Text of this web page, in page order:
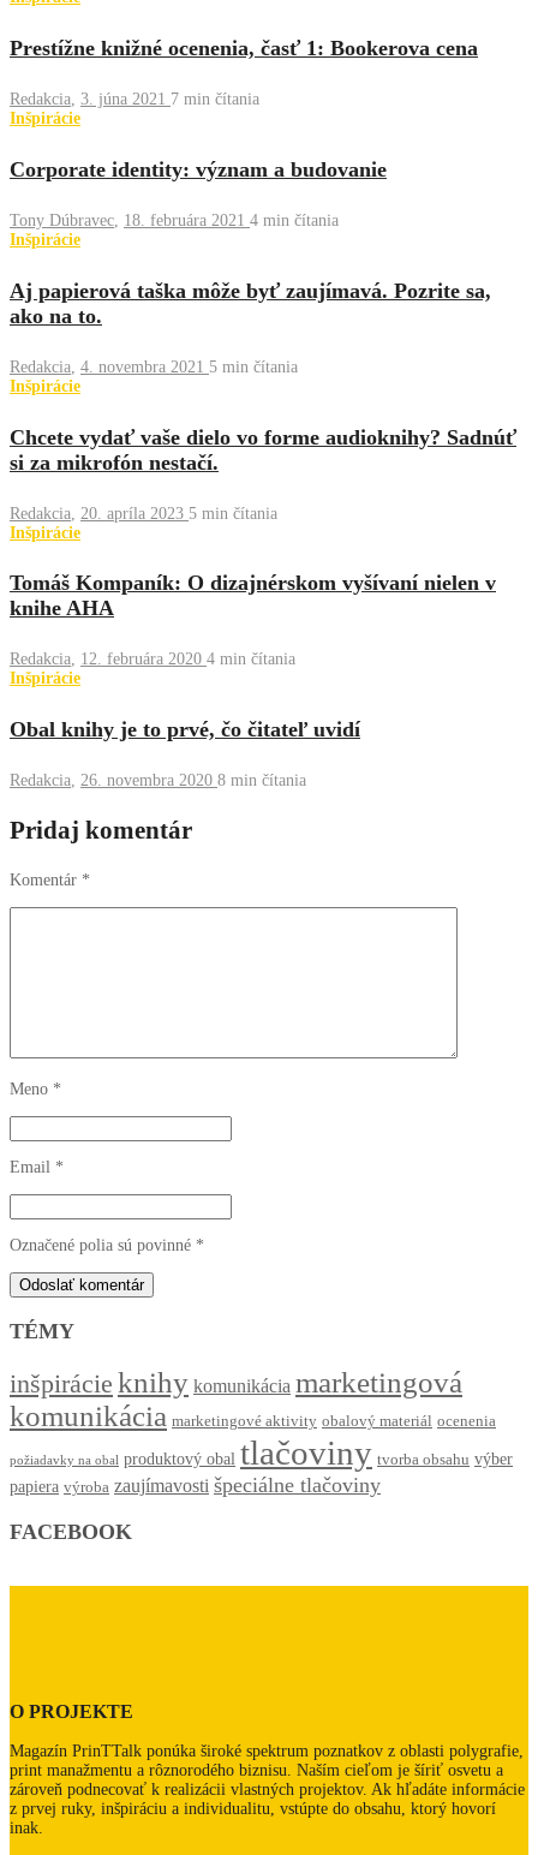
Prestížne knižné ocenenia, časť 1: Bookerova cena
Redakcia 3. júna 2021 7 min čítania
Inšpirácie
Corporate identity: význam a budovanie
Tony Dúbravec 18. februára 2021 4 min čítania
Inšpirácie
Aj papierová taška môže byť zaujímavá. Pozrite sa,
ako na to.
Redakcia 4. novembra 2021 5 min čítania
Inšpirácie
Chcete vydať vaše dielo vo forme audioknihy? Sadnúť
si za mikrofón nestačí.
Redakcia 20. apríla 2023 5 min čítania
Inšpirácie
Tomáš Kompaník: O dizajnérskom vyšívaní nielen v
knihe AHA
Redakcia, 12. februára 2020 4 min čítania
Inšpirácie
Obal knihy je to prvé, čo čitateľ uvidí
Redakcia, 26. novembra 2020 8 min čítania
Pridaj komentár
Komentár *
Meno *
Email *
Označené polia sú povinné *
TÉMY
inšpirácie knihy komunikácia marketingová
komunikácia marketingové aktivity obalový materiál ocenenia
požiadavky na obal produktový obal tlačoviny tvorba obsahu výber
papiera výroba zaujímavosti špeciálne tlačoviny
FACEBOOK
O PROJEKTE
Magazín PrinTTalk ponúka široké spektrum poznatkov z oblasti polygrafie,
print manažmentu a rôznorodého biznisu. Naším cieľom je šíriť osvetu a
zároveň podnecovať k realizácii vlastných projektov. Ak hľadáte informácie
z prvej ruky, inšpiráciu a individualitu, vstúpte do obsahu, ktorý hovorí
inak.